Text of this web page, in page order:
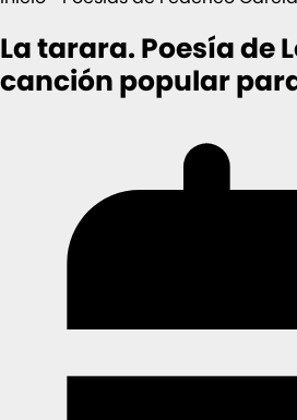
La tarara. Poesía de
canción popular